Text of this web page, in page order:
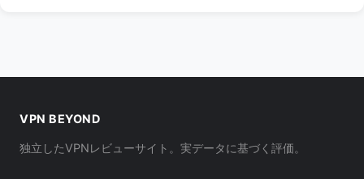
VPN BEYOND
独立したVPNレビューサイト。実データに基づく評価。